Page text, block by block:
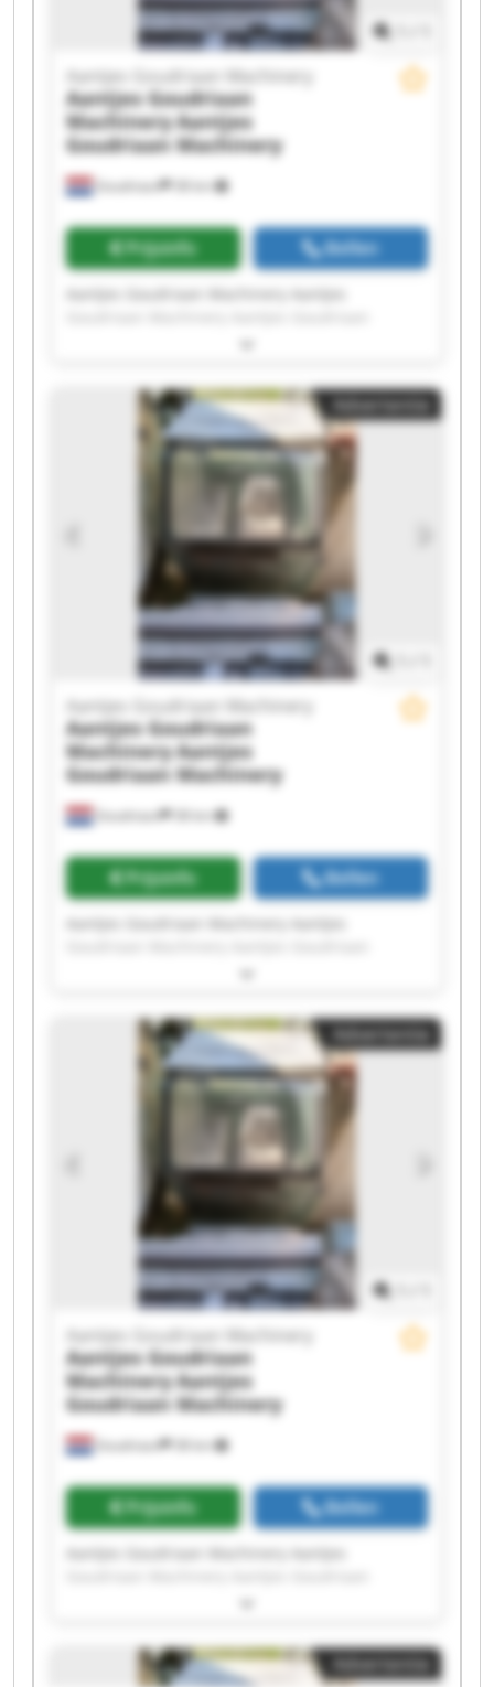
Goudriaan 38 km
Aantjes Goudriaan Machinery
Aantjes Goudriaan
MachineryAantjes
Goudriaan Machinery
Prijsinfo Bellen
Aantjes Goudriaan Machinery Aantjes
Machinery Aantjes Goudriaan Machinery
Goudriaan Machinery Aantjes Goudriaan
Machinery Aantjes Goudriaan Machinery
Aantjes Goudriaan Machinery Aantjes
Goudriaan Machinery Aantjes Goudriaan
Machinery Aantjes Goudriaan Machinery
Aantjes Goudriaan Machinery Aantjes
Goudriaan Machinery Aantjes Goudriaan
Machinery Aantjes Goudriaan Machinery
Aantjes Goudriaan Machinery Aantjes
Goudriaan Machinery Aantjes Goudriaan
Machinery Aantjes Goudriaan Machinery
Advertentie
Goudriaan 38 km
Aantjes Goudriaan Machinery
Aantjes Goudriaan
MachineryAantjes
Goudriaan Machinery
Prijsinfo Bellen
Aantjes Goudriaan Machinery Aantjes
Machinery Aantjes Goudriaan Machinery
Goudriaan Machinery Aantjes Goudriaan
Machinery Aantjes Goudriaan Machinery
Aantjes Goudriaan Machinery Aantjes
Goudriaan Machinery Aantjes Goudriaan
Machinery Aantjes Goudriaan Machinery
Aantjes Goudriaan Machinery Aantjes
Goudriaan Machinery Aantjes Goudriaan
Machinery Aantjes Goudriaan Machinery
Aantjes Goudriaan Machinery Aantjes
Goudriaan Machinery Aantjes Goudriaan
Machinery Aantjes Goudriaan Machinery
Advertentie
Goudriaan 38 km
Aantjes Goudriaan Machinery
Aantjes Goudriaan
MachineryAantjes
Goudriaan Machinery
Prijsinfo Bellen
Aantjes Goudriaan Machinery Aantjes
Machinery Aantjes Goudriaan Machinery
Goudriaan Machinery Aantjes Goudriaan
Machinery Aantjes Goudriaan MachineryAdvertentie